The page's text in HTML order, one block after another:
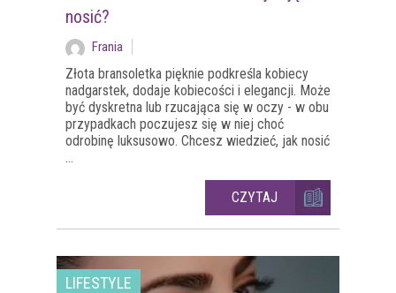
nosić?
Frania
Złota bransoletka pięknie podkreśla kobiecy
nadgarstek, dodaje kobiecości i elegancji. Może
być dyskretna lub rzucająca się w oczy - w obu
przypadkach poczujesz się w niej choć
odrobinę luksusowo. Chcesz wiedzieć, jak nosić
...
CZYTAJ
LIFESTYLE